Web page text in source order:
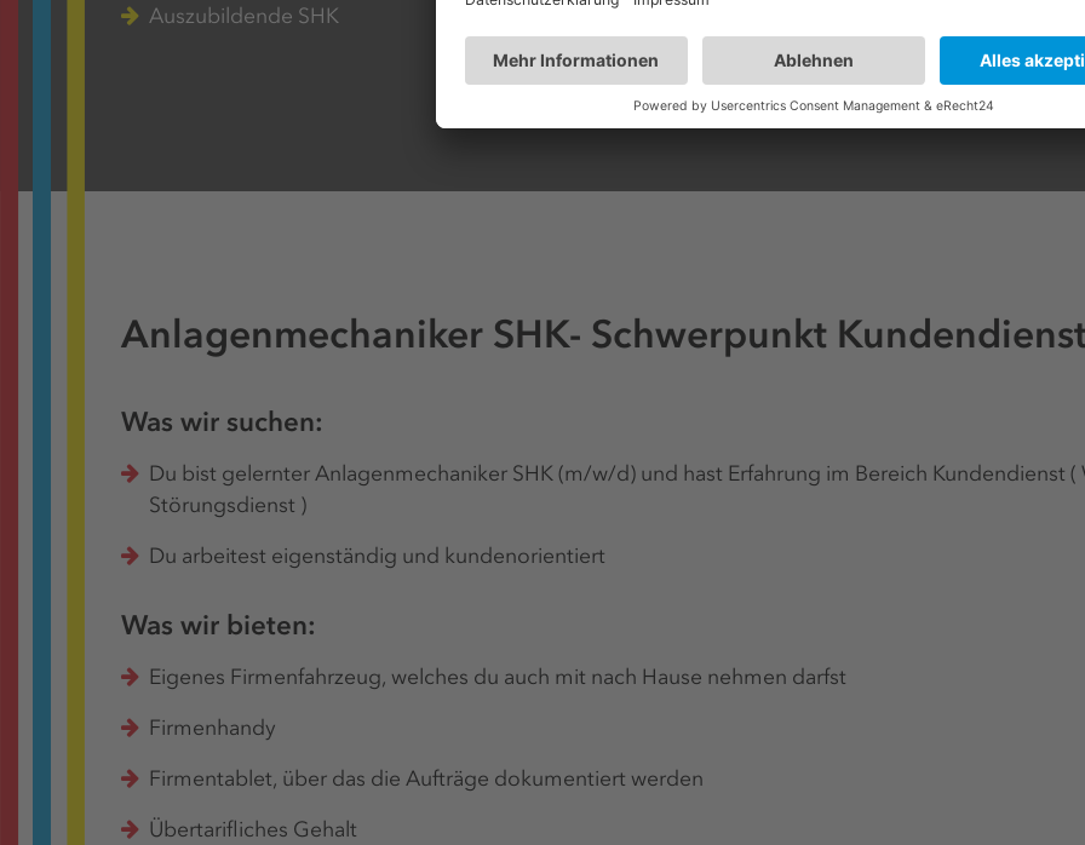
Auszubildende SHK
Anlagenmechaniker SHK- Schwerpunkt
Was wir suchen:
Du bist gelernter Anlagenmechaniker SHK (m/w/d) und hast Erfahrung im Bereich Kundendienst
Störungsdienst )
Du arbeitest eigenständig und kundenorientiert
Was wir bieten:
Eigenes Firmenfahrzeug, welches du auch mit nach Hause nehmen darfst
Firmenhandy
Firmentablet, über das die Aufträge dokumentiert werden
Übertarifliches Gehalt